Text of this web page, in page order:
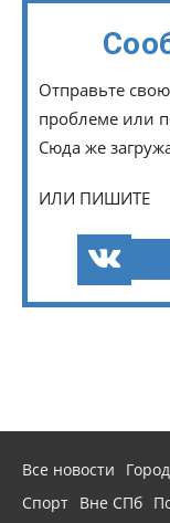
Отправьте
проблеме или
Сюда же
ИЛИ ПИШИТЕ
Все новости Город
Спорт Вне СПб